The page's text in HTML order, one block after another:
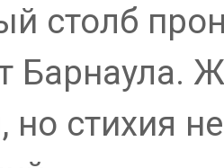
столб
Барнаула.
но стихия